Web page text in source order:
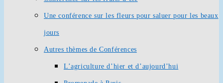
Une conférence sur les fleurs pour saluer pour les beaux
jours
Autres thèmes de Conférences
L’agriculture d’hier et d’aujourd’hui